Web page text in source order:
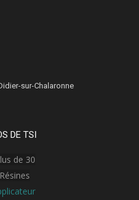
sur-Chalaronne
DE TSI
de 30